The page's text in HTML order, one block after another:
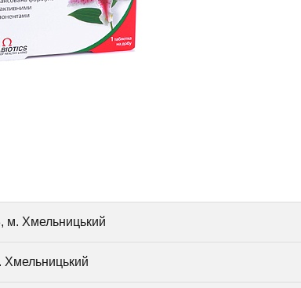
м. Хмельницький
Хмельницький